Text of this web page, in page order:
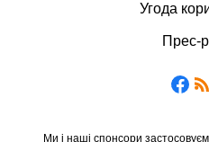
Угода
Прес-
Ми і наші спонсори